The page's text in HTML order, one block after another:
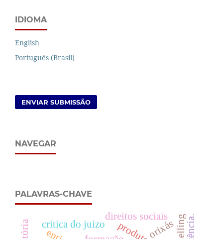
IDIOMA
English
Português (Brasil)
ENVIAR SUBMISSÃO
NAVEGAR
PALAVRAS-CHAVE
direitos sociais
crítica do juízo orixás